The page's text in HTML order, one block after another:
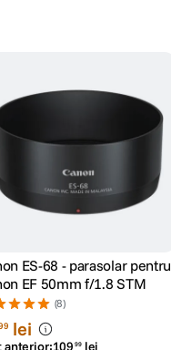
ES-68 - parasolar pentru
Canon EF 50mm f/1.8 STM
(8)
lei
99